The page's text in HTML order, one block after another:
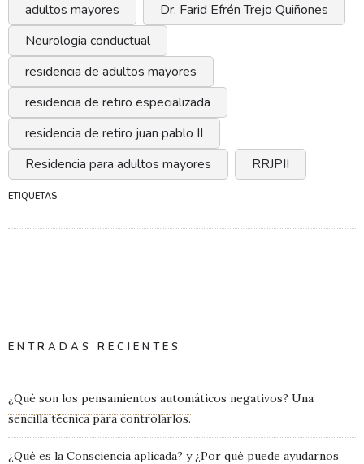
adultos mayores
Dr. Farid Efrén Trejo Quiñones
Neurologia conductual
residencia de adultos mayores
residencia de retiro especializada
residencia de retiro juan pablo II
Residencia para adultos mayores
RRJPII
ETIQUETAS
ENTRADAS RECIENTES
¿Qué son los pensamientos automáticos negativos? Una
sencilla técnica para controlarlos.
¿Qué es la Consciencia aplicada? y ¿Por qué puede ayudarnos